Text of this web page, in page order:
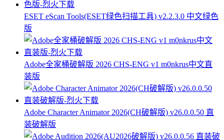
ESET eScan Tools(ESET绿色扫描工具) v2.2.3.0 中文绿色
版
Adobe全家桶破解版 2026 CHS-ENG v1 m0nkrus中文直
装版
Adobe Character Animator 2026(CH破解版) v26.0.0.50 直
装破解版